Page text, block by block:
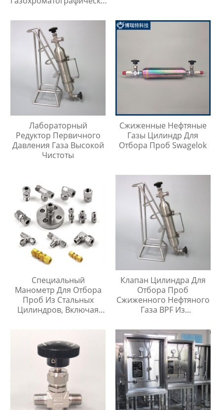
Лабораторный
Редуктор Первичного
Давления Газа Высокой
Чистоты
Сжиженные Нефтяные
Газы Цилиндр Для
Отбора Проб Swagelok
Специальный
Манометр Для Отбора
Проб Из Стальных
Цилиндров, Включая
Клапан Цилиндра Для
Отбора Проб
Сжиженного Нефтяного
Газа BPF Из